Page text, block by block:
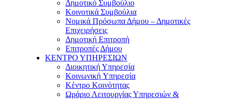
Δημοτικό Συμβούλιο
Κοινοτικά Συμβούλια
Νομικά Πρόσωπα Δήμου – Δημοτικές
Επιχειρήσεις
Δημοτική Επιτροπή
Επιτροπές Δήμου
ΚΕΝΤΡΟ ΥΠΗΡΕΣΙΩΝ
Διοικητική Υπηρεσία
Κοινωνική Yπηρεσία
Κέντρο Κοινότητας
Ωράριο Λειτουργίας Υπηρεσιών &